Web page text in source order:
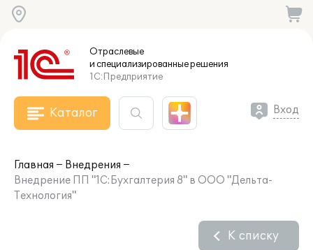
Отраслевые
и специализированныерешения
1С:Предприятие
Каталог Вход
Главная
Внедрения
Внедрение ПП "1С:Бухгалтерия 8" в ООО "Дельта-
Технология"
К списку